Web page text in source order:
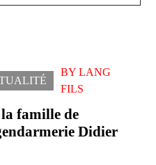
BY LANG
FILS
la famille de
Didier